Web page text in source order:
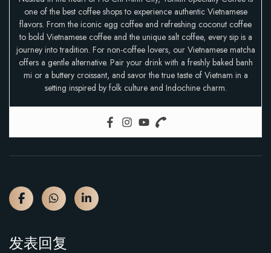
one of the best coffee shops to experience authentic Vietnamese
flavors. From the iconic egg coffee and refreshing coconut coffee
to bold Vietnamese coffee and the unique salt coffee, every sip is a
journey into tradition. For non-coffee lovers, our Vietnamese matcha
offers a gentle alternative. Pair your drink with a freshly baked banh
mi or a buttery croissant, and savor the true taste of Vietnam in a
setting inspired by folk culture and Indochine charm.
发表回复